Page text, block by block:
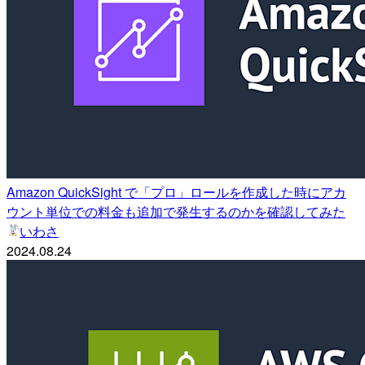
Amazon QuickSight で「プロ」ロールを作成した時にアカ
ウント単位での料金も追加で発生するのかを確認してみた
いわさ
2024.08.24